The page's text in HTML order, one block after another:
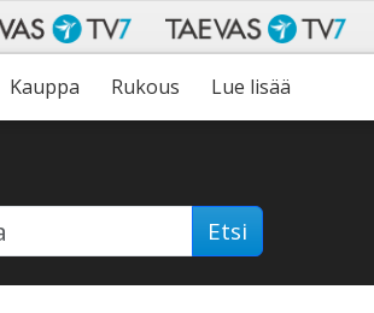
Kauppa Rukous Lue lisää
Etsi